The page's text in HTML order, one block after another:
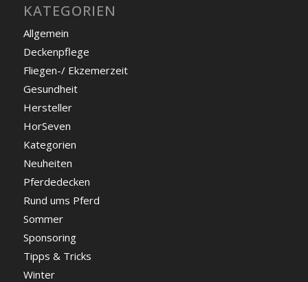
KATEGORIEN
Allgemein
Deckenpflege
Fliegen-/ Ekzemerzeit
Gesundheit
Hersteller
HorSeven
Kategorien
Neuheiten
Pferdedecken
Rund ums Pferd
Sommer
Sponsoring
Tipps & Tricks
Winter